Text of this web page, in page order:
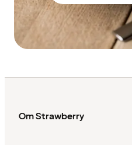
Om Strawberry